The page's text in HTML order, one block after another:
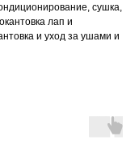
сушка,
лап и
и уход за ушами и